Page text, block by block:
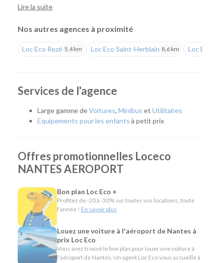
une navette assurée sur réservation. Un agent Loc Eco vous
notre agence de Rezé, située à seulement quelques
minutes de l'aéroport, où votre véhicule vous attend.
Une solution simple dès votre arrivée
professionnel, des vacances, une visite familiale ou un séjour
de plusieurs jours, notre service vous permet de prendre
préalable garantit votre prise en charge à l'arrivée de votre
vol et un départ dans les meilleures conditions.
Notre service Nantes Aéroport donne accès à une large
Citadines et compactes pour circuler facilement dans
la métropole nantaise.
Routières, SUV et monospaces pour les séjours en
famille ou les longs trajets.
Minibus pour les groupes.
Utilitaires pour le transport de matériel ou un besoin
ponctuel après votre arrivée.
Lire la suite
Nos autres agences à proximité
Loc Eco Rezé 5,4 km Loc Eco Saint-Herblain 8,6 km Loc Eco
Services de l'agence
Large gamme deVoitures, Minibus et Utilitaires
Equipements pour les enfants à petit prix
Offres promotionnelles Loceco
NANTES AEROPORT
Bon plan Loc Eco +
Profitez de -20 à -30% sur toutes vos locations, toute
l'année ! En savoir plus
Louez une voiture à l'aéroport de Nantes à
prix Loc Eco
Vous avez trouvé le bon plan pour louer une voiture à
l'aéroport de Nantes. Un agent Loc Eco vous accueille à